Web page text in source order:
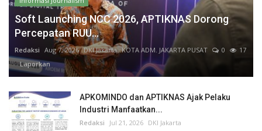
Soft Launching NCC 2026, APTIKNAS Dorong
Percepatan RUU...
Redaksi Aug 7, 2026 DKI Jakarta KOTA ADM. JAKARTA PUSAT 0
17
Laporkan
APKOMINDO dan APTIKNAS Ajak Pelaku
Industri Manfaatkan...
Redaksi Jul 21, 2026 DKI Jakarta